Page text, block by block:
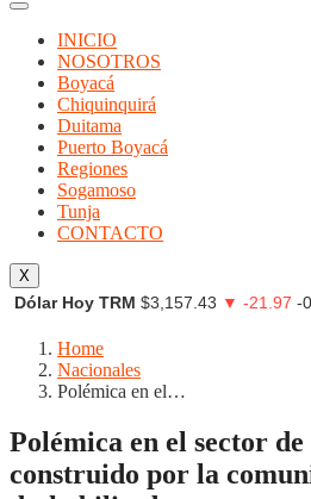
INICIO
NOSOTROS
Boyacá
Chiquinquirá
Duitama
Puerto Boyacá
Regiones
Sogamoso
Tunja
CONTACTO
X
Dólar Hoy TRM $3,157.43 ▼ -21.97 -
Home
Nacionales
Polémica en el…
Polémica en el sector de
construido por la